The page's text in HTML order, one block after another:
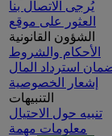
يُرجى الاتصال بنا
العثور على موقع
الشؤون القانونية
الأحكام والشروط
استرداد المال
إشعار الخصوصية
التنبيهات
تنبيه حول الاحتيال
معلومات مهمة